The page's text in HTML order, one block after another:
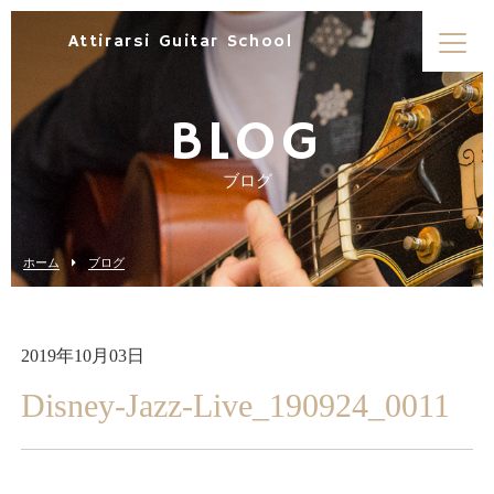
Attirarsi Guitar School
BLOG
ブログ
ホーム ブログ
2019年10月03日
Disney-Jazz-Live_190924_0011